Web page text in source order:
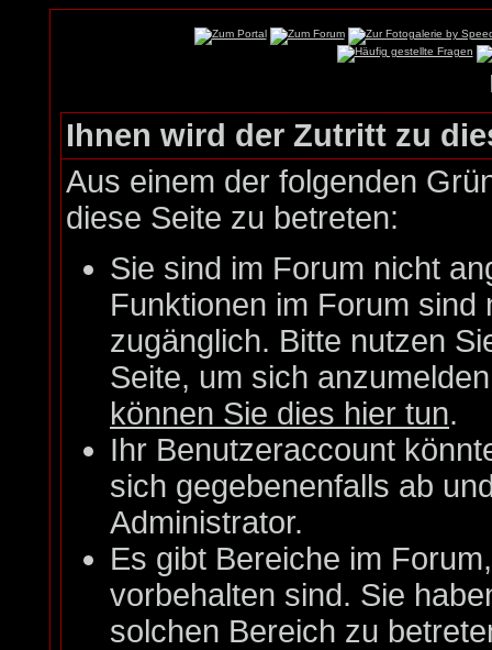
Ihnen wird der Zutritt zu
Aus einem der folgenden
diese Seite zu betreten:
Sie sind im Forum nicht
Funktionen im Forum
zugänglich. Bitte nutzen
Seite, um sich
können Sie dies hier tun.
Ihr Benutzeraccount
sich gegebenenfalls ab
Administrator.
Es gibt Bereiche im
vorbehalten sind. Sie
solchen Bereich zu